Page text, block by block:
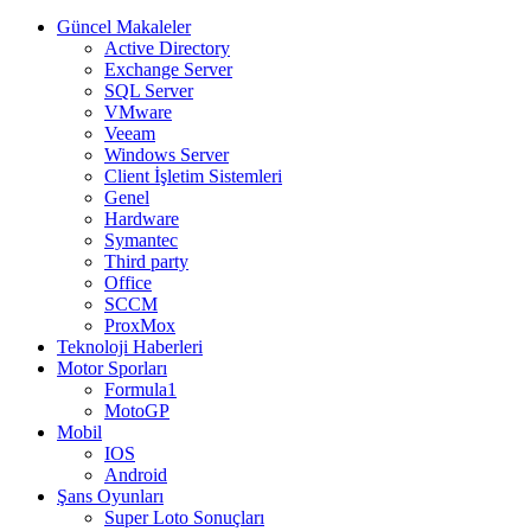
Güncel Makaleler
Active Directory
Exchange Server
SQL Server
VMware
Veeam
Windows Server
Client İşletim Sistemleri
Genel
Hardware
Symantec
Third party
Office
SCCM
ProxMox
Teknoloji Haberleri
Motor Sporları
Formula1
MotoGP
Mobil
IOS
Android
Şans Oyunları
Super Loto Sonuçları